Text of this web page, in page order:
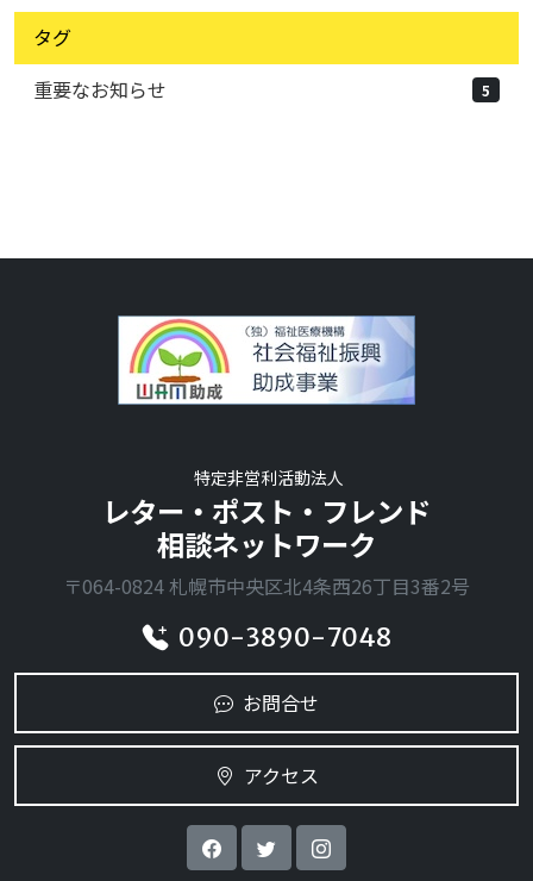
タグ
重要なお知らせ
5
特定非営利活動法人
レター・ポスト・フレンド
相談ネットワーク
〒064-0824 札幌市中央区北4条西26丁目3番2号
090-3890-7048
お問合せ
アクセス